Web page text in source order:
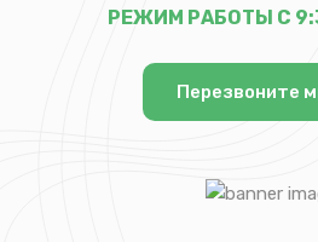
РЕЖИМ РАБОТЫ С
Перезвоните